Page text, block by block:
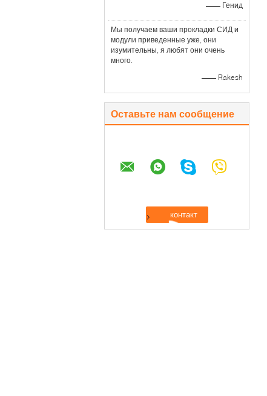
—— Генид
Мы получаем ваши прокладки СИД и
модули приведенные уже, они
изумительны, я любят они очень
много.
—— Rakesh
Оставьте нам сообщение